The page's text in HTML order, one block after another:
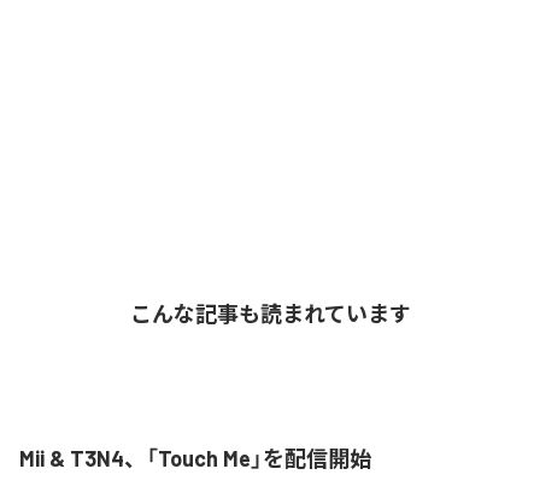
こんな記事も読まれています
Mii & T3N4、「Touch Me」を配信開始